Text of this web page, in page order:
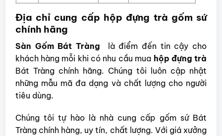
Địa chỉ cung cấp hộp đựng trà gốm sứ
chính hãng
Sàn Gốm Bát Tràng
là điểm đến tin cậy cho
khách hàng mỗi khi có nhu cầu mua hộp đựng trà
Bát Tràng chính hãng. Chúng tôi luôn cập nhật
những mẫu mã đa dạng và chất lượng cho người
tiêu dùng.
Chúng tôi tự hào là nhà cung cấp gốm sứ Bát
Tràng chính hàng, uy tín, chất lượng. Với giá xưởng